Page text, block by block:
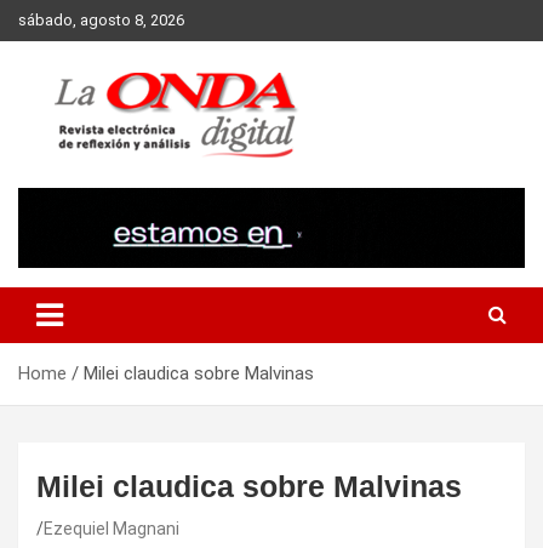
Skip
to
sábado, agosto 8, 2026
Home Milei claudica sobre Malvinas
Milei claudica sobre Malvinas
Ezequiel Magnani